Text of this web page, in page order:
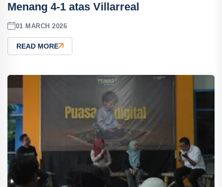
Menang 4-1 atas Villarreal
01 MARCH 2026
READ MORE